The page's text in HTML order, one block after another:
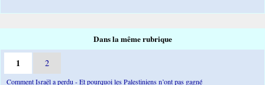
Dans la même rubrique
1 2
Comment Israël a perdu - Et pourquoi les Palestiniens n’ont pas gagné